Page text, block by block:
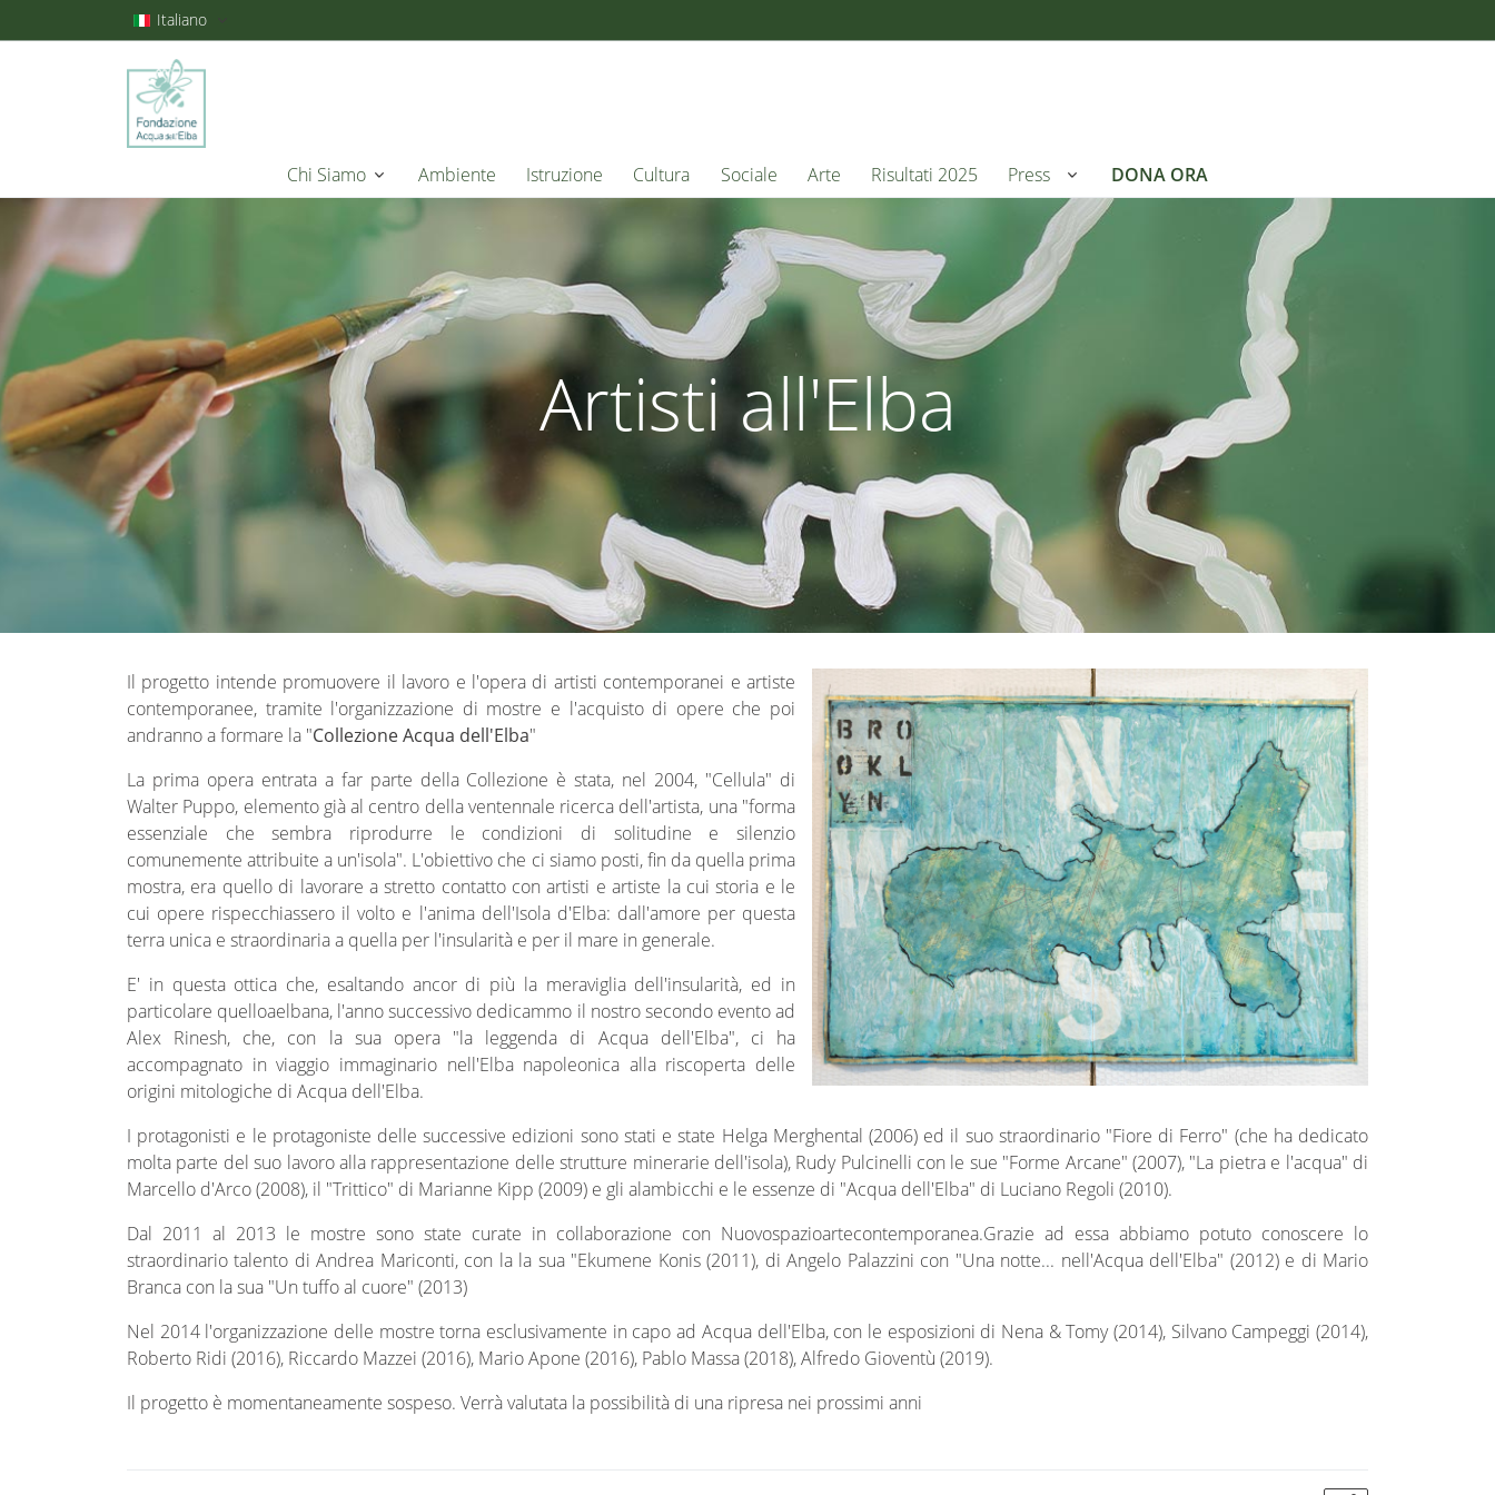
Italiano
Chi Siamo Ambiente Istruzione Cultura Sociale Arte Risultati 2025 Press DONA ORA
Artisti all'Elba
Il progetto intende promuovere il lavoro e l'opera di artisti contemporanei e artiste
contemporanee, tramite l'organizzazione di mostre e l'acquisto di opere che poi
andranno a formare la "Collezione Acqua dell'Elba"
La prima opera entrata a far parte della Collezione è stata, nel 2004, "Cellula" di
Walter Puppo, elemento già al centro della ventennale ricerca dell'artista, una "forma
essenziale che sembra riprodurre le condizioni di solitudine e silenzio
comunemente attribuite a un'isola". L'obiettivo che ci siamo posti, fin da quella prima
mostra, era quello di lavorare a stretto contatto con artisti e artiste la cui storia e le
cui opere rispecchiassero il volto e l'anima dell'Isola d'Elba: dall'amore per questa
terra unica e straordinaria a quella per l'insularità e per il mare in generale.
E' in questa ottica che, esaltando ancor di più la meraviglia dell'insularità, ed in
particolare quelloaelbana, l'anno successivo dedicammo il nostro secondo evento ad
Alex Rinesh, che, con la sua opera "la leggenda di Acqua dell'Elba", ci ha
accompagnato in viaggio immaginario nell'Elba napoleonica alla riscoperta delle
origini mitologiche di Acqua dell'Elba.
I protagonisti e le protagoniste delle successive edizioni sono stati e state Helga Merghental (2006) ed il suo straordinario "Fiore di Ferro" (che ha dedicato
molta parte del suo lavoro alla rappresentazione delle strutture minerarie dell'isola), Rudy Pulcinelli con le sue "Forme Arcane" (2007), "La pietra e l'acqua" di
Marcello d'Arco (2008), il "Trittico" di Marianne Kipp (2009) e gli alambicchi e le essenze di "Acqua dell'Elba" di Luciano Regoli (2010).
Dal 2011 al 2013 le mostre sono state curate in collaborazione con Nuovospazioartecontemporanea.Grazie ad essa abbiamo potuto conoscere lo
straordinario talento di Andrea Mariconti, con la la sua "Ekumene Konis (2011), di Angelo Palazzini con "Una notte... nell'Acqua dell'Elba" (2012) e di Mario
Branca con la sua "Un tuffo al cuore" (2013)
Nel 2014 l'organizzazione delle mostre torna esclusivamente in capo ad Acqua dell'Elba, con le esposizioni di Nena & Tomy (2014), Silvano Campeggi (2014),
Roberto Ridi (2016), Riccardo Mazzei (2016), Mario Apone (2016), Pablo Massa (2018), Alfredo Gioventù (2019).
Il progetto è momentaneamente sospeso. Verrà valutata la possibilità di una ripresa nei prossimi anni